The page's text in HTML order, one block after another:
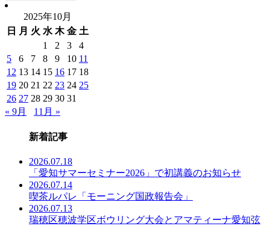
別
事
覧
2025年10月
日
月 火 水 木 金 土
1
2 3
4
5
6 7 8 9 10 11
12 13 14 15 16 17 18
19 20 21 22 23 24 25
26 27 28 29 30 31
« 9月
11月 »
新着記事
2026.07.18
「愛知サマーセミナー2026」で初講義のお知らせ
2026.07.14
喫茶ルパレ「モーニング国政報告会」
2026.07.13
瑞穂区穂波学区ボウリング大会とアマティーナ愛知弦